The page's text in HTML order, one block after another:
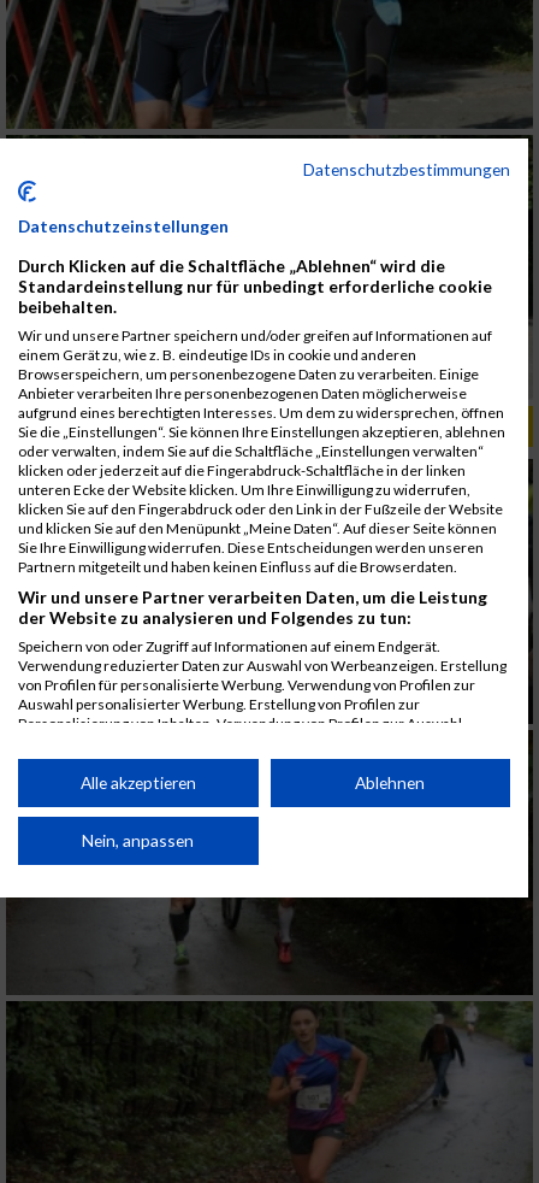
ALBUM ANNINGERLAUF / 21.09.2013
Datenschutzbestimmungen
Datenschutzeinstellungen
Durch Klicken auf die Schaltfläche „Ablehnen“ wird die
Standardeinstellung nur für unbedingt erforderliche cookie
beibehalten.
Wir und unsere Partner speichern und/oder greifen auf Informationen auf
einem Gerät zu, wie z. B. eindeutige IDs in cookie und anderen
Browserspeichern, um personenbezogene Daten zu verarbeiten. Einige
Anbieter verarbeiten Ihre personenbezogenen Daten möglicherweise
aufgrund eines berechtigten Interesses. Um dem zu widersprechen, öffnen
Sie die „Einstellungen“. Sie können Ihre Einstellungen akzeptieren, ablehnen
oder verwalten, indem Sie auf die Schaltfläche „Einstellungen verwalten“
klicken oder jederzeit auf die Fingerabdruck-Schaltfläche in der linken
unteren Ecke der Website klicken. Um Ihre Einwilligung zu widerrufen,
klicken Sie auf den Fingerabdruck oder den Link in der Fußzeile der Website
und klicken Sie auf den Menüpunkt „Meine Daten“. Auf dieser Seite können
Sie Ihre Einwilligung widerrufen. Diese Entscheidungen werden unseren
Partnern mitgeteilt und haben keinen Einfluss auf die Browserdaten.
Wir und unsere Partner verarbeiten Daten, um die Leistung
der Website zu analysieren und Folgendes zu tun:
Speichern von oder Zugriff auf Informationen auf einem Endgerät.
Verwendung reduzierter Daten zur Auswahl von Werbeanzeigen. Erstellung
von Profilen für personalisierte Werbung. Verwendung von Profilen zur
Auswahl personalisierter Werbung. Erstellung von Profilen zur
Personalisierung von Inhalten. Verwendung von Profilen zur Auswahl
Performance von Inhalten. Analyse von Zielgruppen durch Statistiken oder
Kombinationen von Daten aus verschiedenen Quellen. Entwicklung und
von Inhalten.
Daten können außerhalb der Europäischen Union weitergegeben und in die
Partnerliste anzeigen (1 IAB-Anbieter)
Wir nutzen Ihre Daten für folgende Zwecke:
IAB-Verarbeitungszwecke:
Speichern von oder Zugriff auf Informationen
auf einem Endgerät
Verwendung reduzierter Daten zur Auswahl
von Werbeanzeigen
Alle akzeptieren Ablehnen
Nein, anpassen